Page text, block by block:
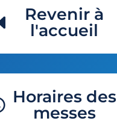
Revenir à
l'accueil
Horaires des
messes